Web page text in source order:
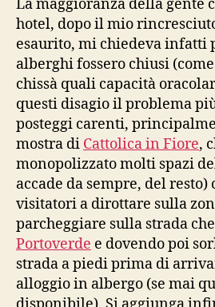
La maggioranza della gente
hotel, dopo il mio
esaurito, mi chiedeva infatti
alberghi fossero chiusi
chissà quali capacità
questi disagio il problema
posteggi carenti,
mostra di Cattolica in Fiore,
monopolizzato molti spazi
accade da sempre, del
visitatori a dirottare sulla
parcheggiare sulla strada
Portoverde e dovendo poi
strada a piedi prima di
alloggio in albergo (se mai